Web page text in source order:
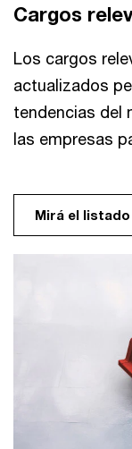
Cargos
Los cargos
actualizados
tendencias del
las empresas
Mirá el